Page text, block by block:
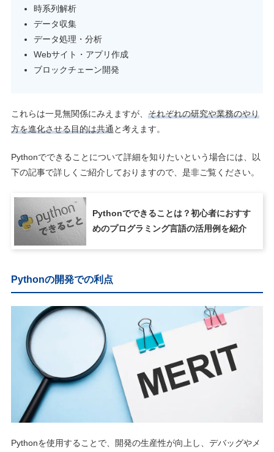
時系列解析
データ収集
データ処理・分析
Webサイト・アプリ作成
ブロックチェーン開発
これらは一見無関係にみえますが、 それぞれの研究や業務のやり
方を進化させる目的は共通と考えます。
Pythonでできることについて詳細を知りたいという場合には、以
下の記事で詳しくご紹介しておりますので、是非ご覧ください。
Pythonでできることは？初心者におすす
めのプログラミング言語の活用例を紹介
Pythonの開発での利点
Pythonを使用することで、開発の生産性が向上し、デバッグやメ